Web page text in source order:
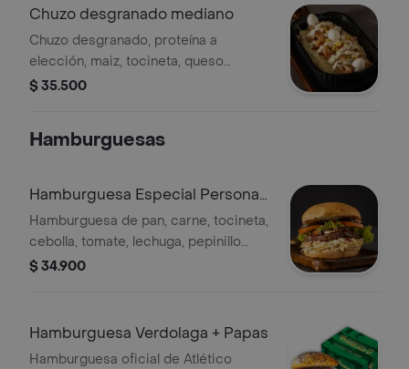
Chuzo desgranado mediano
Chuzo desgranado, proteína a
elección, maiz, tocineta, queso
mozzarella, ripio de papa, huevos de
$ 35.500
Hamburguesas
Hamburguesa Especial Personal
+ Papas
Hamburguesa de pan, carne, tocineta,
cebolla, tomate, lechuga, pepinillo
dulce, queso mozzarella, papa
$ 34.900
Hamburguesa Verdolaga + Papas
Hamburguesa oficial de Atlético